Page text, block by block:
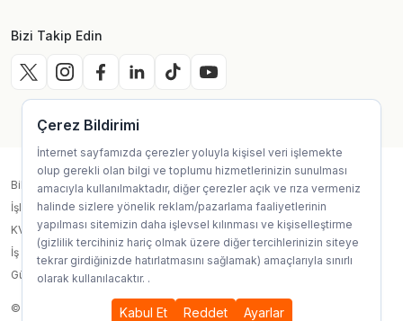
Bizi Takip Edin
© 2025, Site Design & Technology byCode And More
Bilgi Toplum Hizmetleri
İşlem Rehberi
KVKK
İş Sağlığı ve Güvenliği Çevre Politikası
Güvenli Alışveriş Kılavuzu
Çerez Bildirimi
İnternet sayfamızda çerezler yoluyla kişisel veri işlemekte
olup gerekli olan bilgi ve toplumu hizmetlerinizin sunulması
amacıyla kullanılmaktadır, diğer çerezler açık ve rıza vermeniz
halinde sizlere yönelik reklam/pazarlama faaliyetlerinin
yapılması sitemizin daha işlevsel kılınması ve kişiselleştirme
(gizlilik tercihiniz hariç olmak üzere diğer tercihlerinizin siteye
tekrar girdiğinizde hatırlatmasını sağlamak) amaçlarıyla sınırlı
olarak kullanılacaktır. .
Kabul Et Reddet Ayarlar